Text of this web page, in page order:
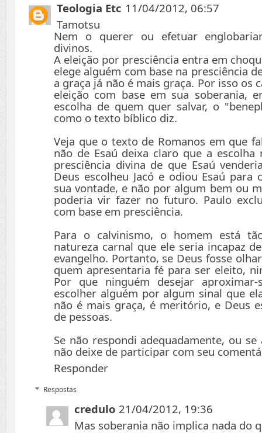
Teologia Etc 11/04/2012, 06:57
Tamotsu
Nem o querer ou efetuar
divinos.
A eleição por presciência entra em
elege alguém com base na presciência
a graça já não é mais graça. Por isso os
eleição com base em sua soberania,
escolha de quem quer salvar, o
como o texto bíblico diz.
Veja que o texto de Romanos em que
não de Esaú deixa claro que a escolha
presciência divina de que Esaú
Deus escolheu Jacó e odiou Esaú
sua vontade, e não por algum bem ou
poderia vir fazer no futuro. Paulo
com base em presciência.
Para o calvinismo, o homem está
natureza carnal que ele seria incapaz
evangelho. Portanto, se Deus fosse
quem apresentaria fé para ser eleito,
Por que ninguém desejar
escolher alguém por algum sinal que
não é mais graça, é meritório, e Deus
de pessoas.
Se não respondi adequadamente, ou
não deixe de participar com seu
Responder
Respostas
credulo 21/04/2012, 19:36
Mas soberania não implica nada do